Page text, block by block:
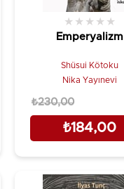
Emperyalizm
★ ★ ★ ★ ★
Shüsui Kötoku
Nika Yayınevi
₺184,00
₺230,00